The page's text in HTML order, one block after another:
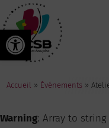
Ouvrir la barre d’outils
Accueil » Événements »
Warning: Array to